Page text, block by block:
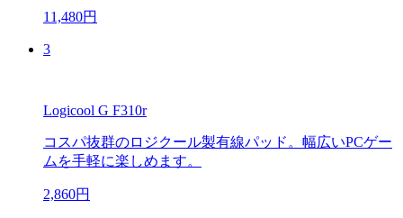
11,480円
3
Logicool G F310r
コスパ抜群のロジクール製有線パッド。幅広いPCゲー
ムを手軽に楽しめます。
2,860円